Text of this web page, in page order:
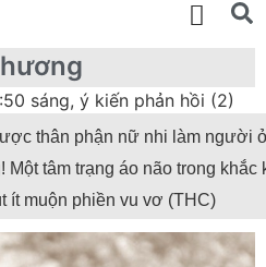
sáng, ý kiến phản hồi (2)
thân phận nữ nhi làm người
Một tâm trạng áo não trong
ít muộn phiền vu vơ (THC)